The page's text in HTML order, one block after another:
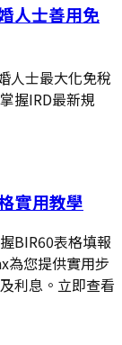
人士善用免
人士最大化免稅
握IRD最新規
實用教學
BIR60表格填報
為您提供實用步
利息。立即查看